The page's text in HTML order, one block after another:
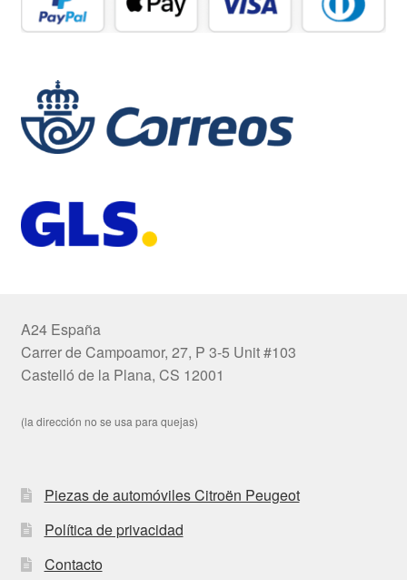
A24 España
Carrer de Campoamor, 27, P 3-5 Unit #103
Castelló de la Plana, CS 12001
(la dirección no se usa para quejas)
Piezas de automóviles Citroën Peugeot
Política de privacidad
Contacto